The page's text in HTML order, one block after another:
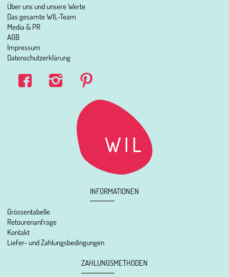
Über uns und unsere Werte
Das gesamte WIL-Team
Media & PR
AGB
Impressum
Datenschutzerklärung
INFORMATIONEN
Grössentabelle
Retourenanfrage
Kontakt
Liefer- und Zahlungsbedingungen
ZAHLUNGSMETHODEN